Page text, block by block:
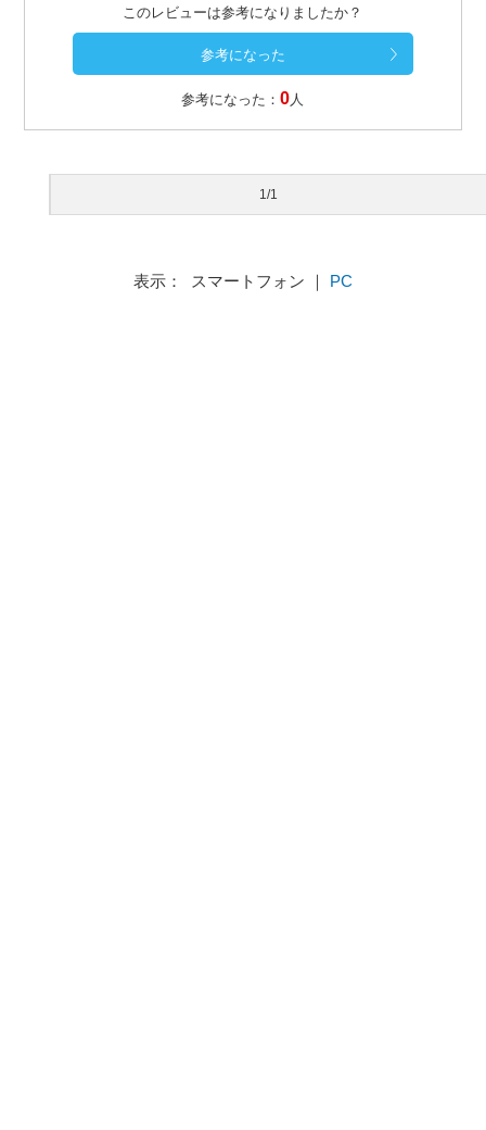
このレビューは参考になりましたか？
参考になった：0 人
1/1
表示： スマートフォン ｜ PC